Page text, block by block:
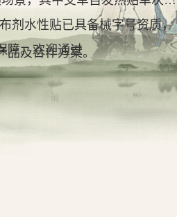
剂水性贴已具备械字号资质，
障。欢迎通过
品及合作方案。